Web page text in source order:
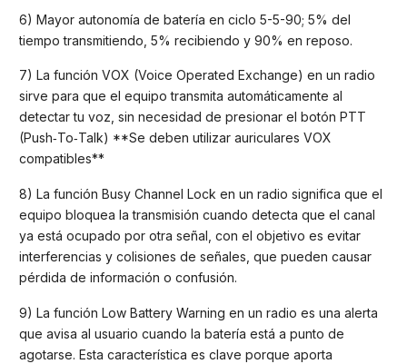
6) Mayor autonomía de batería en ciclo 5-5-90; 5% del
tiempo transmitiendo, 5% recibiendo y 90% en reposo.
7) La función VOX (Voice Operated Exchange) en un radio
sirve para que el equipo transmita automáticamente al
detectar tu voz, sin necesidad de presionar el botón PTT
(Push‑To‑Talk) **Se deben utilizar auriculares VOX
compatibles**
8) La función Busy Channel Lock en un radio significa que el
equipo bloquea la transmisión cuando detecta que el canal
ya está ocupado por otra señal, con el objetivo es evitar
interferencias y colisiones de señales, que pueden causar
pérdida de información o confusión.
9) La función Low Battery Warning en un radio es una alerta
que avisa al usuario cuando la batería está a punto de
agotarse. Esta característica es clave porque aporta